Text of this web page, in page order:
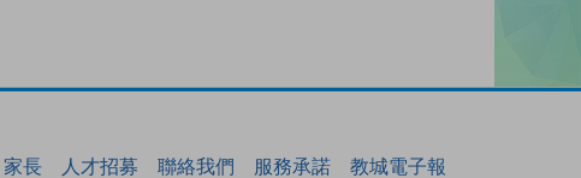
家長 人才招募 聯絡我們 服務承諾 教城電子報